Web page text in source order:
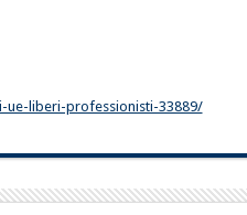
liberi-professionisti-33889/